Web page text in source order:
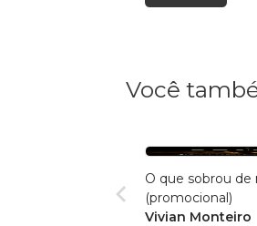
Você
O que sobrou de
(promocional)
Vivian Monteiro